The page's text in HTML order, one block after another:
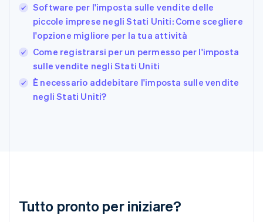
Software per l'imposta sulle vendite delle
piccole imprese negli Stati Uniti: Come scegliere
l'opzione migliore per la tua attività
Come registrarsi per un permesso per l'imposta
sulle vendite negli Stati Uniti
È necessario addebitare l'imposta sulle vendite
negli Stati Uniti?
Tutto pronto per iniziare?
EnglishSvenska
Francia
English
Germania
DeutschEnglish
Giappone
Gibilterra
English
Lettonia
English